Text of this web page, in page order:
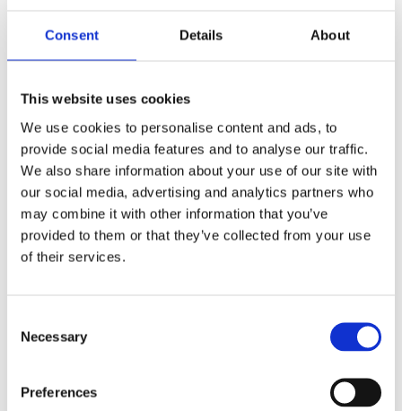
Consent Details About
This website uses cookies
We use cookies to personalise content and ads, to
provide social media features and to analyse our traffic.
We also share information about your use of our site with
our social media, advertising and analytics partners who
may combine it with other information that you’ve
provided to them or that they’ve collected from your use
of their services.
Selection
Necessary
Preferences
confort sporit
echipamentelor conectate
Protecții integrate la suprasarcină și nivel scăzut de ulei
Autonomie ridicată și consum optimizat de combustibil
Senci SCD7500QN-3 ATS este soluția ideală pentru cei care
au nevoie de putere constantă, siguranță și eficiență în orice
https://www.senci.ro/product-
category/seria-lite/
info@italiastar.ro